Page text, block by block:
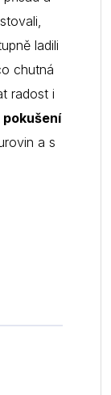
ladili
chutná
radost i
a s